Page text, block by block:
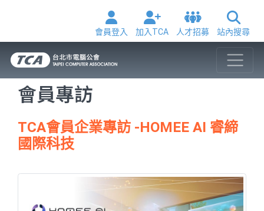
會員登入 加入TCA 人才招募 站內搜尋
會員專訪
TCA會員企業專訪 -HOMEE AI 睿締
國際科技